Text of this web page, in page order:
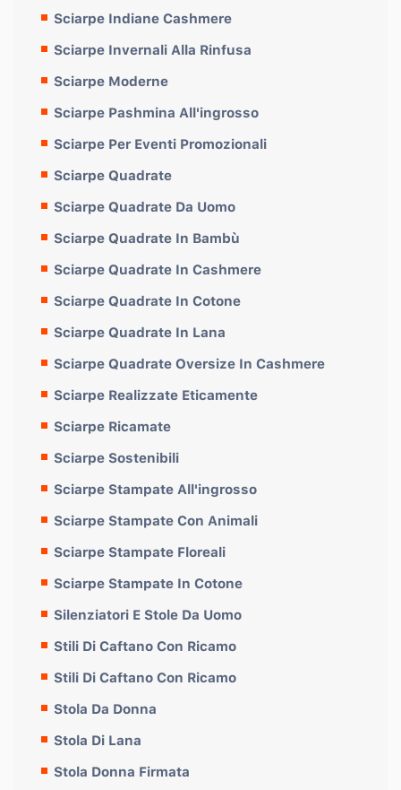
Sciarpe Indiane Cashmere
Sciarpe Invernali Alla Rinfusa
Sciarpe Moderne
Sciarpe Pashmina All'ingrosso
Sciarpe Per Eventi Promozionali
Sciarpe Quadrate
Sciarpe Quadrate Da Uomo
Sciarpe Quadrate In Bambù
Sciarpe Quadrate In Cashmere
Sciarpe Quadrate In Cotone
Sciarpe Quadrate In Lana
Sciarpe Quadrate Oversize In Cashmere
Sciarpe Realizzate Eticamente
Sciarpe Ricamate
Sciarpe Sostenibili
Sciarpe Stampate All'ingrosso
Sciarpe Stampate Con Animali
Sciarpe Stampate Floreali
Sciarpe Stampate In Cotone
Silenziatori E Stole Da Uomo
Stili Di Caftano Con Ricamo
Stili Di Caftano Con Ricamo
Stola Da Donna
Stola Di Lana
Stola Donna Firmata